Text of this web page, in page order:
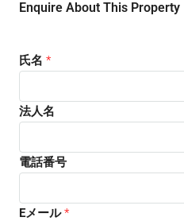
Enquire About This Property
氏名 *
法人名
電話番号
Eメール*